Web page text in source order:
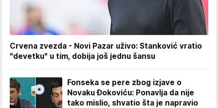
Crvena zvezda - Novi Pazar uživo: Stanković vratio
"devetku" u tim, dobija još jednu šansu
Fonseka se pere zbog izjave o
Novaku Đokoviću: Ponavlja da nije
tako mislio, shvatio šta je napravio